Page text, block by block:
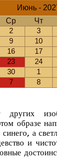
Июнь -
Ср Чт
2 3
9 10
16 17
23 24
30 1
7 8
образе
а
и